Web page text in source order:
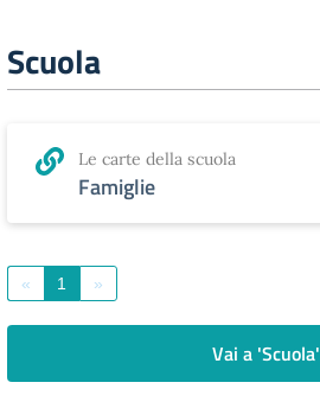
Scuola
Le carte della scuola
Famiglie
« 1 »
Vai a 'Scuola'